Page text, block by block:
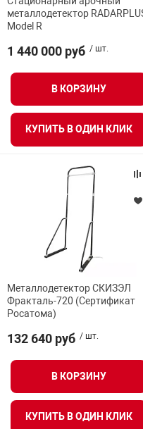
управления
и аналитики
объектов
периметра
экипировка
автомобили
информации
Вероятность ложных
Диапазон рабочих
Возможность
Минимальное
металлодетектор
Model R
1 440 000 руб / шт.
В КОРЗИНУ
КУПИТЬ В ОДИН КЛИК
Металлодетектор СКИЗЭЛ
Фракталь-720 (Сертификат
Росатома)
132 640 руб / шт.
В КОРЗИНУ
КУПИТЬ В ОДИН КЛИК